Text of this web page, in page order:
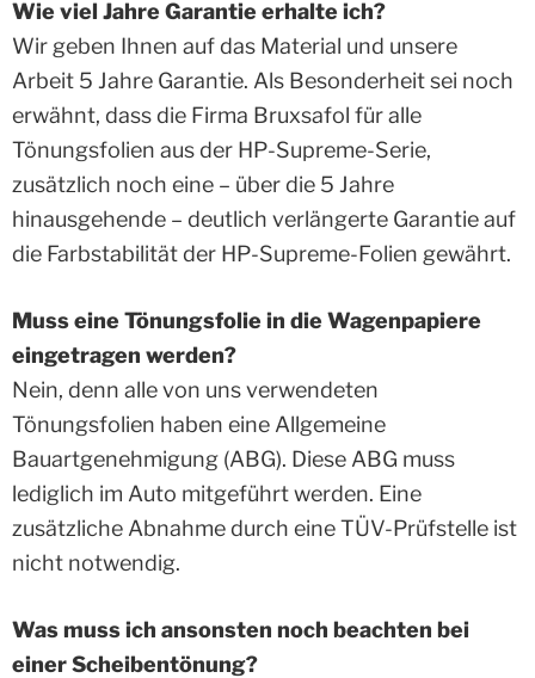
Wie viel Jahre Garantie erhalte ich?
Wir geben Ihnen auf das Material und unsere
Arbeit 5 Jahre Garantie. Als Besonderheit sei noch
erwähnt, dass die Firma Bruxsafol für alle
Tönungsfolien aus der HP-Supreme-Serie,
zusätzlich noch eine – über die 5 Jahre
hinausgehende – deutlich verlängerte Garantie auf
die Farbstabilität der HP-Supreme-Folien gewährt.
Muss eine Tönungsfolie in die Wagenpapiere
eingetragen werden?
Nein, denn alle von uns verwendeten
Tönungsfolien haben eine Allgemeine
Bauartgenehmigung (ABG). Diese ABG muss
lediglich im Auto mitgeführt werden. Eine
zusätzliche Abnahme durch eine TÜV-Prüfstelle ist
nicht notwendig.
Was muss ich ansonsten noch beachten bei
einer Scheibentönung?